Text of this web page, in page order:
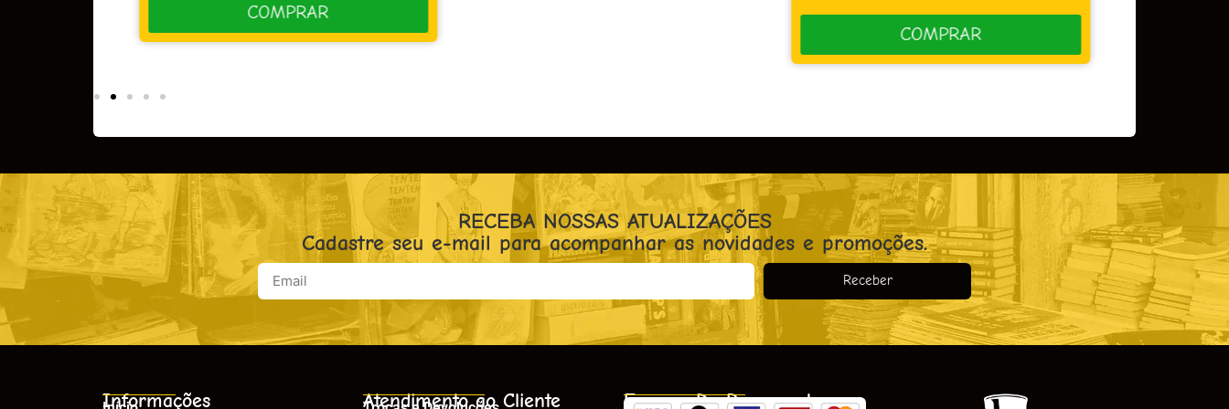
COMPRAR
COMPRAR
RECEBA NOSSAS ATUALIZAÇÕES
Cadastre seu e-mail para acompanhar as novidades e promoções.
Receber
Informações Atendimento ao Cliente Formas De Pagamento